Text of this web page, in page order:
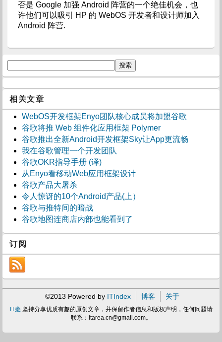
否是 Google 加强 Android 阵营的一个绝佳机会，也
许他们可以吸引 HP 的 WebOS 开发者和设计师加入
Android 阵营.
相关文章
WebOS开发框架Enyo团队核心成员将加盟谷歌
谷歌将推 Web 组件化应用框架 Polymer
谷歌推出全新Android开发框架Sky让App更流畅
我在谷歌管理一个开发团队
谷歌OKR指导手册 (译)
从Enyo看移动Web应用框架设计
谷歌产品大屠杀
令人惊讶的10个Android产品(上）
谷歌与推特间的暗战
谷歌地图连商店内部也能看到了
订阅
©2013 Powered by ITIndex 博客 关于
IT瘾坚持分享优质有趣的原创文章，并保留作者信息和版权声明，任何问题请
联系： itarea.cn@gmail.com。